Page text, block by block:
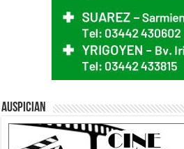
Auspician